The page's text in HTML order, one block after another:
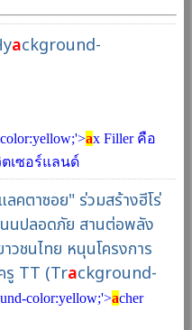
ackground-
ax Filler คือ
เซอร์แลนด์
ลคตาซอย" ร่วมสร้างฮีโร่
นปลอดภัย สานต่อพลัง
าวชนไทย หนุนโครงการ
รู TT (Trackground-
color:yellow;'>acher